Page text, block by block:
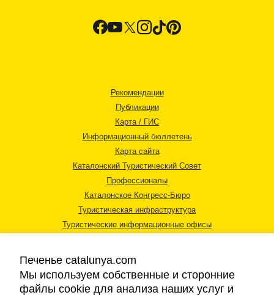
Рекомендации
Публикации
Карта / ГИС
Информационный бюллетень
Карта сайта
Каталонский Туристический Совет
Профессионалы
Каталонское Конгресс-Бюро
Туристическая инфраструктура
Туристические информационные офисы
Печенье catalunya.com
Мы используем собственные и сторонние
файлы cookie для анализа наших услуг и